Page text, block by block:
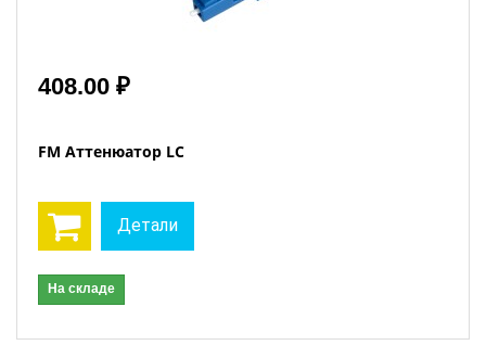
408.00 ₽
FM Аттенюатор LC
Детали
На складе